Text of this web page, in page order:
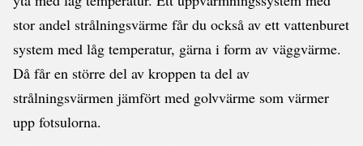
stor andel strålningsvärme får du också av ett vattenburet
system med låg temperatur, gärna i form av väggvärme.
Då får en större del av kroppen ta del av
strålningsvärmen jämfört med golvvärme som värmer
upp fotsulorna.